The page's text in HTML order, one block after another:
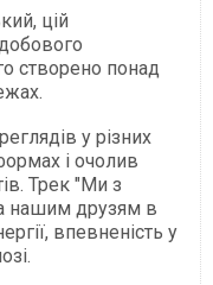
цій
створено понад
у різних
і очолив
Трек "Ми з
нашим друзям в
впевненість у